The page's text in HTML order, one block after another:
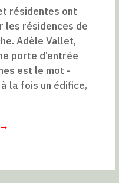
résidentes ont
les résidences de
Adèle Vallet,
porte d’entrée
est le mot -
la fois un édifice,